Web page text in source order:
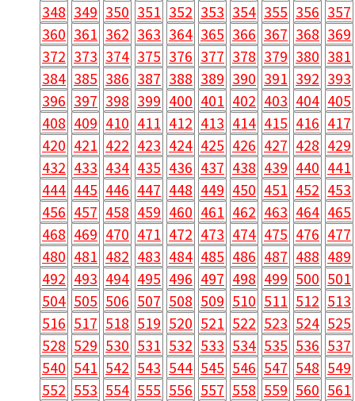
348 349 350 351 352 353 354 355 356 357
360 361 362 363 364 365 366 367 368 369
372 373 374 375 376 377 378 379 380 381
384 385 386 387 388 389 390 391 392 393
396 397 398 399 400 401 402 403 404 405
408 409 410 411 412 413 414 415 416 417
420 421 422 423 424 425 426 427 428 429
432 433 434 435 436 437 438 439 440 441
444 445 446 447 448 449 450 451 452 453
456 457 458 459 460 461 462 463 464 465
468 469 470 471 472 473 474 475 476 477
480 481 482 483 484 485 486 487 488 489
492 493 494 495 496 497 498 499 500 501
504 505 506 507 508 509 510 511 512 513
516 517 518 519 520 521 522 523 524 525
528 529 530 531 532 533 534 535 536 537
540 541 542 543 544 545 546 547 548 549
552 553 554 555 556 557 558 559 560 561